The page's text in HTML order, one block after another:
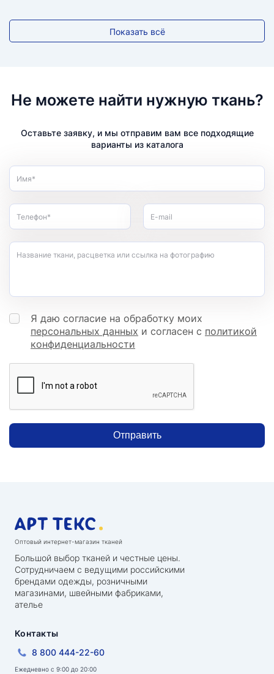
Показать всё
Не можете найти нужную ткань?
Оставьте заявку, и мы отправим вам все подходящие
варианты из каталога
Имя*
Телефон* E-mail
Название ткани, расцветка или ссылка на фотографию
Я даю согласие на обработку моих
персональных данных и согласен с политикой
конфиденциальности
Отправить
Оптовый интернет-магазин тканей
Большой выбор тканей и честные цены.
Сотрудничаем с ведущими российскими
брендами одежды, розничными
магазинами, швейными фабриками,
ателье
Контакты
8 800 444-22-60
Ежедневно с 9:00 до 20:00